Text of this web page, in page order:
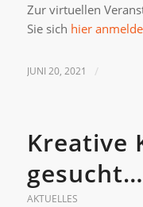
Zur virtuellen
Sie sich hier
JUNI 20, 2021 /
Kreative
gesucht…
AKTUELLES